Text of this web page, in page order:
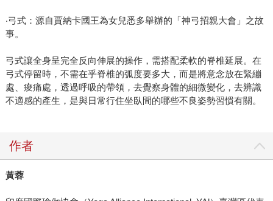
‧弓式：源自賈納卡國王為女兒悉多舉辦的「神弓招親大會」之故
事。
弓式讓全身呈完全反向伸展的操作，需搭配柔軟的脊椎延展。在
弓式停留時，不需在乎脊椎的弧度要多大，而是將意念放在緊繃
處、痠痛處，透過呼吸的帶領，去覺察身體的細微變化，去辨識
不適感的產生，是與日常行住坐臥間的哪些不良姿勢習慣有關。
作者
黃蓉